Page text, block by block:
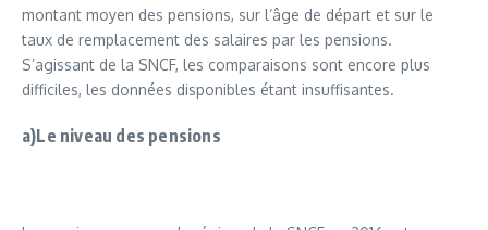
montant moyen des pensions, sur l’âge de départ et sur le
taux de remplacement des salaires par les pensions.
S’agissant de la SNCF, les comparaisons sont encore plus
difficiles, les données disponibles étant insuffisantes.
a)Le niveau des pensions